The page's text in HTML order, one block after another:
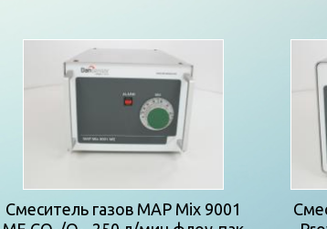
Смеситель газов MAP Mix 9001